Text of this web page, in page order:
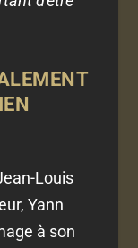
Louis
Yann
à son